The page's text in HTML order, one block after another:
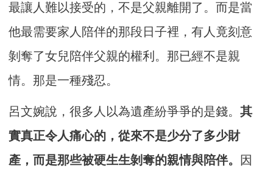
最讓人難以接受的，不是父親離開了。而是當
他最需要家人陪伴的那段日子裡，有人竟刻意
剝奪了女兒陪伴父親的權利。那已經不是親
情。那是一種殘忍。
呂文婉說，很多人以為遺產紛爭爭的是錢。其
實真正令人痛心的，從來不是少分了多少財
產，而是那些被硬生生剝奪的親情與陪伴。
因